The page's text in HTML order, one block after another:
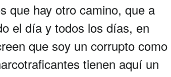
que hay otro camino, que a
el día y todos los días, en
que soy un corrupto como
tienen aquí un